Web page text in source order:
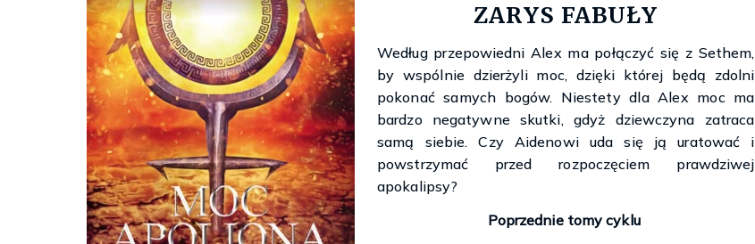
ZARYS FABUŁY
Według przepowiedni Alex ma połączyć się z Sethem,
by wspólnie dzierżyli moc, dzięki której będą zdolni
pokonać samych bogów. Niestety dla Alex moc ma
bardzo negatywne skutki, gdyż dziewczyna zatraca
samą siebie. Czy Aidenowi uda się ją uratować i
powstrzymać przed rozpoczęciem prawdziwej
apokalipsy?
Poprzednie tomy cyklu